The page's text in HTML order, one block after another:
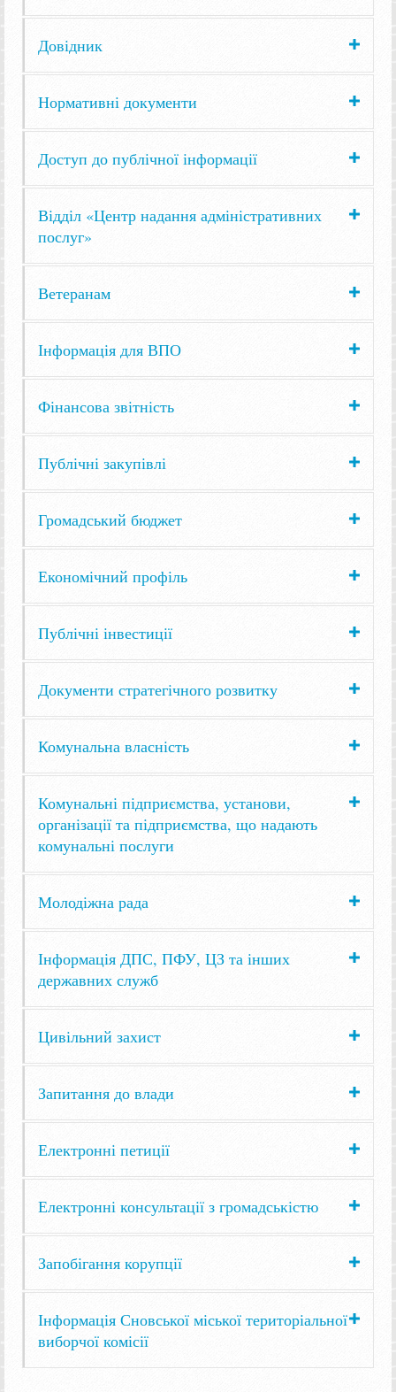
Довідник
Нормативні документи
Доступ до публічної інформації
Відділ «Центр надання адміністративних
послуг»
Ветеранам
Інформація для ВПО
Фінансова звітність
Публічні закупівлі
Громадський бюджет
Економічний профіль
Публічні інвестиції
Документи стратегічного розвитку
Комунальна власність
Комунальні підприємства, установи,
організації та підприємства, що надають
комунальні послуги
Молодіжна рада
Інформація ДПС, ПФУ, ЦЗ та інших
державних служб
Цивільний захист
Запитання до влади
Електронні петиції
Електронні консультації з громадськістю
Запобігання корупції
Інформація Сновської міської територіальної
виборчої комісії